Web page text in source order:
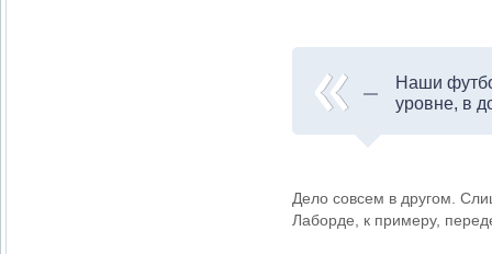
Наши
уровне, в
Дело совсем в другом.
Лаборде, к примеру,